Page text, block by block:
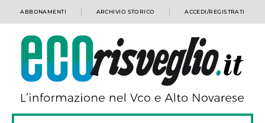
ABBONAMENTI ARCHIVIO STORICO ACCEDI/REGISTRATI